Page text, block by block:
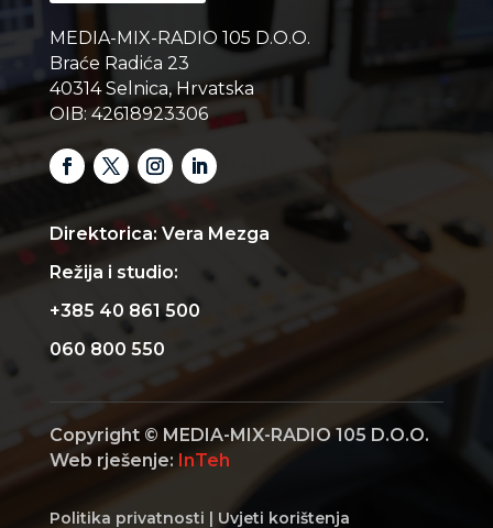
MEDIA-MIX-RADIO 105 D.O.O.
Braće Radića 23
40314 Selnica, Hrvatska
OIB: 42618923306
Direktorica: Vera Mezga
Režija i studio:
+385 40 861 500
060 800 550
Copyright © MEDIA-MIX-RADIO 105 D.O.O.
Web rješenje: InTeh
Politika privatnosti | Uvjeti korištenja